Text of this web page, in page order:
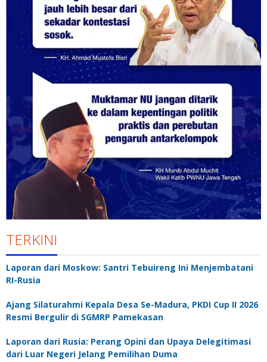
TERKINI
Laporan dari Moskow: Santri Tebuireng Ini Menjembatani
RI-Rusia
Ajang Silaturahmi Kepala Desa Se-Madura, PKDI Cup II 2026
Resmi Bergulir di SGMRP Pamekasan
Laporan dari Rusia: Perang Opini dan Upaya Delegitimasi
dari Luar Negeri Jelang Pemilihan Duma